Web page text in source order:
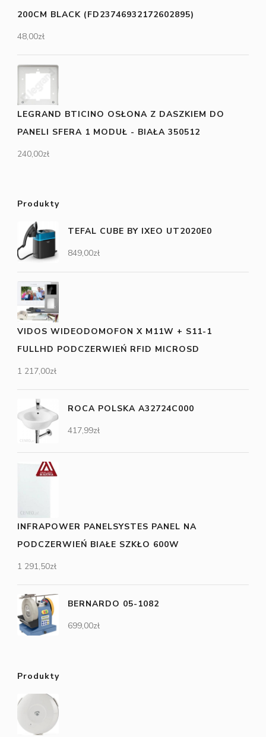
200CM BLACK (FD23746932172602895)
48,00zł
LEGRAND BTICINO OSŁONA Z DASZKIEM DO
PANELI SFERA 1 MODUŁ - BIAŁA 350512
240,00zł
Produkty
TEFAL CUBE BY IXEO UT2020E0
849,00zł
VIDOS WIDEODOMOFON X M11W + S11-1
FULLHD PODCZERWIEŃ RFID MICROSD
1 217,00zł
ROCA POLSKA A32724C000
417,99zł
INFRAPOWER PANELSYSTES PANEL NA
PODCZERWIEŃ BIAŁE SZKŁO 600W
1 291,50zł
BERNARDO 05-1082
699,00zł
Produkty